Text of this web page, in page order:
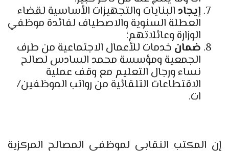
إيجاد البنايات والتجهيزات الأساسية لقضاء
العطلة السنوية والاصطياف لفائدة موظفي
الوزارة وعائلاتهم؛
ضمان خدمات للأعمال الاجتماعية من طرف
الجمعية ومؤسسة محمد السادس لصالح
نساء ورجال التعليم مع وقف عملية
الاقتطاعات التلقائية من رواتب الموظفين/
ات.
إن المكتب النقابي لموظفي المصالح المركزية